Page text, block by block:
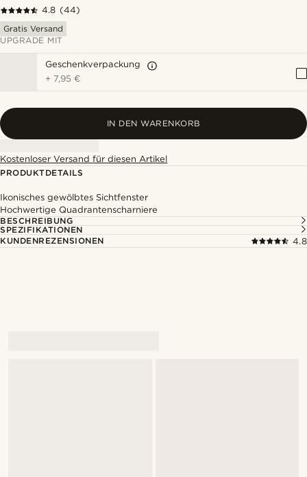
4.8 (44)
Gratis Versand
UPGRADE MIT
Geschenkverpackung
+ 7,95 €
IN DEN WARENKORB
Kostenloser Versand für diesen Artikel
PRODUKTDETAILS
Ikonisches gewölbtes Sichtfenster
Hochwertige Quadrantenscharniere
BESCHREIBUNG
SPEZIFIKATIONEN
KUNDENREZENSIONEN
4.8